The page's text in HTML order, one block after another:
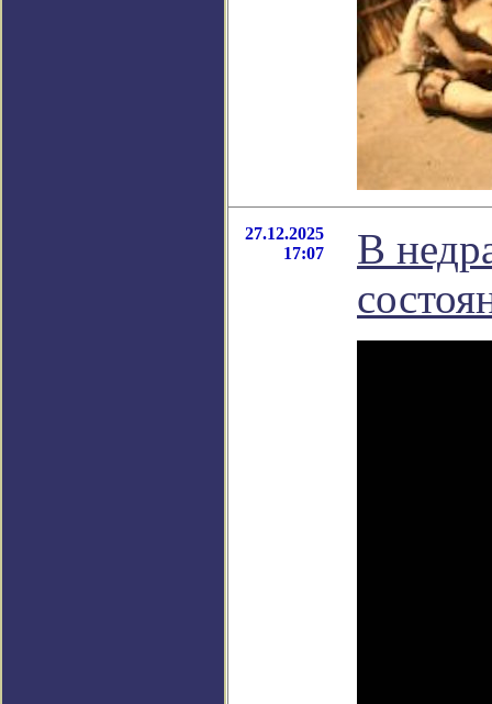
27.12.2025
17:07
В